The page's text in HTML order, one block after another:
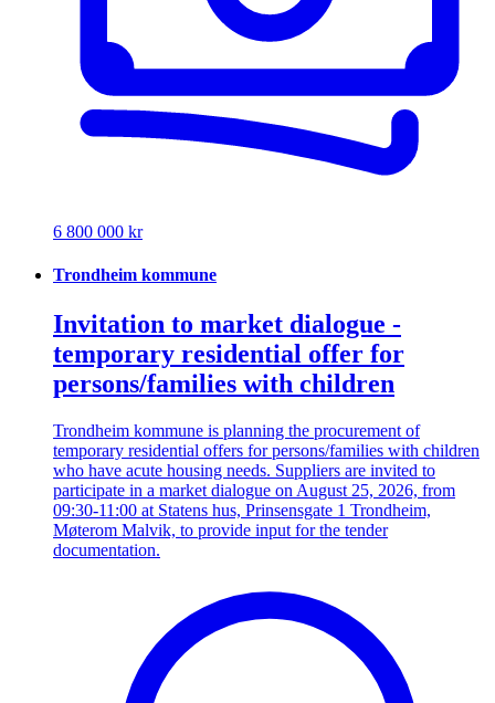
6 800 000 kr
Trondheim kommune
Invitation to market dialogue -
temporary residential offer for
persons/families with children
Trondheim kommune is planning the procurement of
temporary residential offers for persons/families with children
who have acute housing needs. Suppliers are invited to
participate in a market dialogue on August 25, 2026, from
09:30-11:00 at Statens hus, Prinsensgate 1 Trondheim,
Møterom Malvik, to provide input for the tender
documentation.